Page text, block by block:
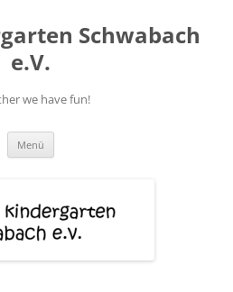
Schwabach
e.V.
we have fun!
Menü